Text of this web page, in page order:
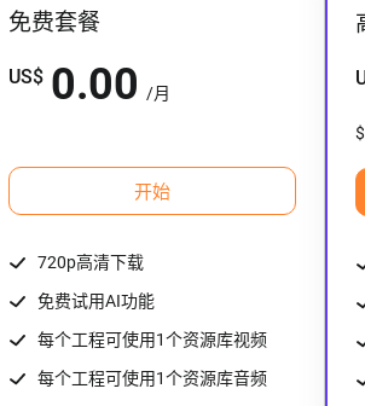
免费套餐
US$ 0.00 /月
开始
720p高清下载
免费试用AI功能
每个工程可使用1个资源库视频
每个工程可使用1个资源库音频